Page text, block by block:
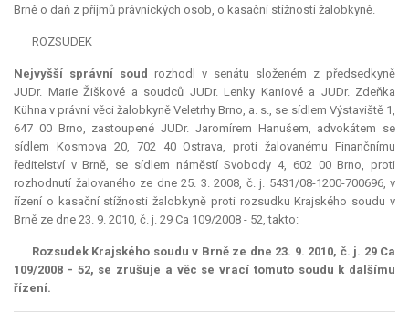
Brně o daň z příjmů právnických osob, o kasační stížnosti žalobkyně.
ROZSUDEK
Nejvyšší správní soud rozhodl v senátu složeném z předsedkyně
JUDr. Marie Žiškové a soudců JUDr. Lenky Kaniové a JUDr. Zdeňka
Kühna v právní věci žalobkyně Veletrhy Brno, a. s., se sídlem Výstaviště 1,
647 00 Brno, zastoupené JUDr. Jaromírem Hanušem, advokátem se
sídlem Kosmova 20, 702 40 Ostrava, proti žalovanému Finančnímu
ředitelství v Brně, se sídlem náměstí Svobody 4, 602 00 Brno, proti
rozhodnutí žalovaného ze dne 25. 3. 2008, č. j. 5431/08-1200-700696, v
řízení o kasační stížnosti žalobkyně proti rozsudku Krajského soudu v
Brně ze dne 23. 9. 2010, č. j. 29 Ca 109/2008 - 52, takto:
Rozsudek Krajského soudu v Brně ze dne 23. 9. 2010, č. j. 29 Ca
109/2008 - 52, se zrušuje a věc se vrací tomuto soudu k dalšímu
řízení.